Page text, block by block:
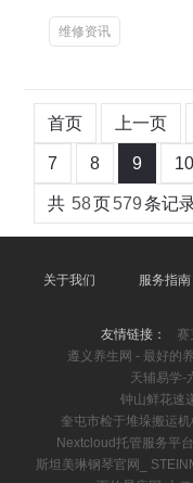
维修资讯
首页 上一页
7 8 9 10
共 58页579条记
关于我们 服务指南
友情链接：
赛
遵义养生网 - 最好的
天辅易学-
钟山鲜花速
奎屯市检于堆垛搬运
Nextcloud托管服务平
斯坦美琳钢琴官网_